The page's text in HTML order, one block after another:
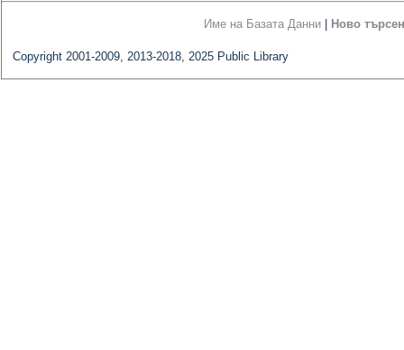
Име на Базата Данни Ново
Copyright 2001-2009, 2013-2018, 2025 Public Library